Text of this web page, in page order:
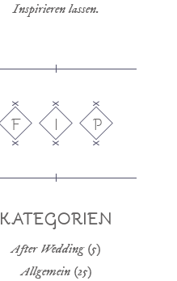
Inspirieren lassen.
F I P
KATEGORIEN
After Wedding(5)
Allgemein(25)